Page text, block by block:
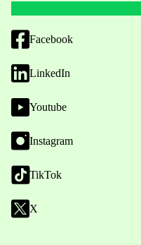
Facebook
LinkedIn
Youtube
Instagram
TikTok
X